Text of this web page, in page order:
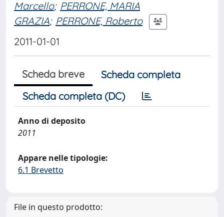
Marcello; PERRONE, MARIA
GRAZIA; PERRONE, Roberto
2011-01-01
Scheda breve
Scheda completa
Scheda completa (DC)
Anno di deposito
2011
Appare nelle tipologie:
6.1 Brevetto
File in questo prodotto: